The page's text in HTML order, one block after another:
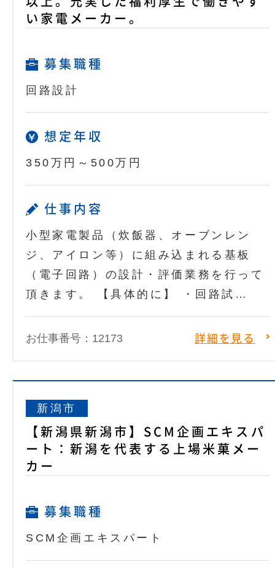
い家電メーカー。
募集職種
回路設計
想定年収
350万円～500万円
仕事内容
小型家電製品（炊飯器、オーブンレン
ジ、アイロン等）に組み込まれる基板
（電子回路）の設計・評価業務を行って
頂きます。 【具体的に】 ・回路試…
お仕事番号：12173 詳細を見る
新潟市
【新潟県新潟市】SCM企画エキスパ
ート：新潟を代表する上場米菓メー
カー
募集職種
SCM企画エキスパート